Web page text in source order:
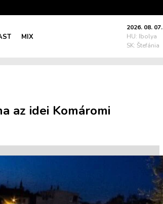
MIX
2026. 08. 07.
HU: Ibolya
SK: Štefánia
az idei Komáromi